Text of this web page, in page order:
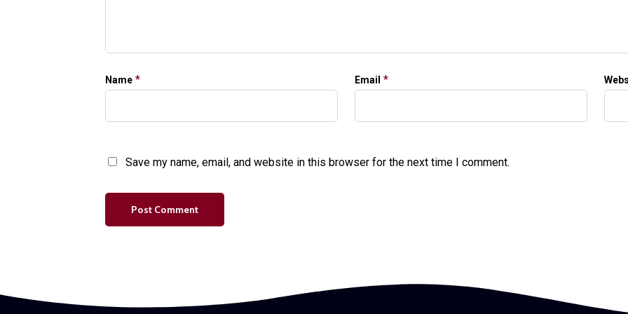
Name * Email *
Save my name, email, and website in this browser for the next time I comment.